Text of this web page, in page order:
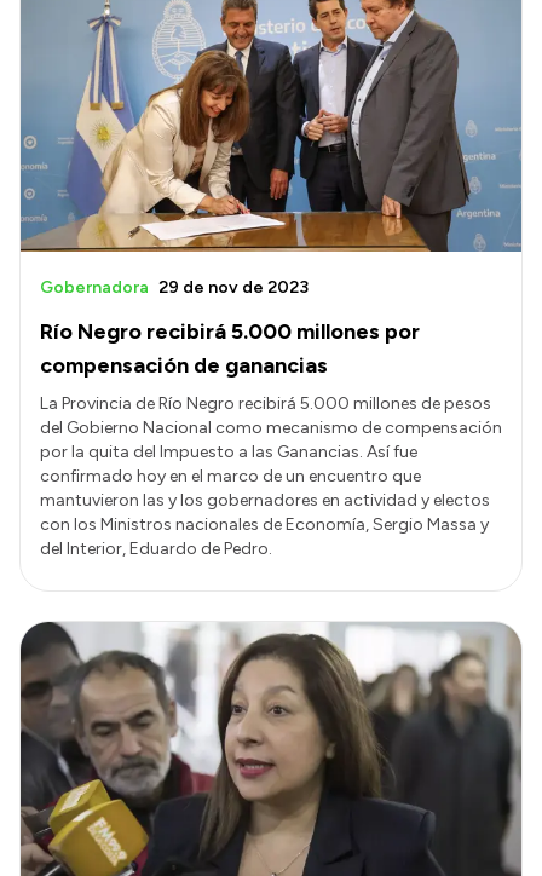
Río Negro recibirá 5.000 millones por
compensación de ganancias
Gobernadora 29 de nov de 2023
La Provincia de Río Negro recibirá 5.000 millones de pesos
del Gobierno Nacional como mecanismo de compensación
por la quita del Impuesto a las Ganancias. Así fue
confirmado hoy en el marco de un encuentro que
mantuvieron las y los gobernadores en actividad y electos
con los Ministros nacionales de Economía, Sergio Massa y
del Interior, Eduardo de Pedro.